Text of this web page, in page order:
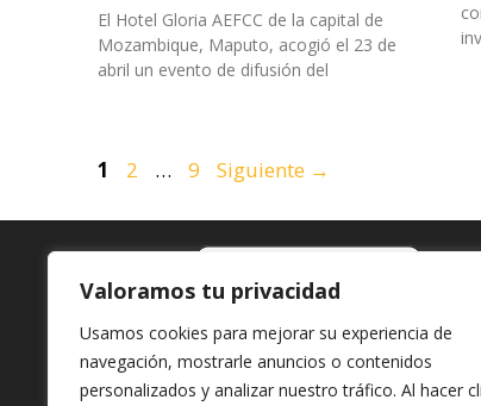
Valoramos tu privacidad
Usamos cookies para mejorar su experiencia de
navegación, mostrarle anuncios o contenidos
personalizados y analizar nuestro tráfico. Al hacer
El Hotel Gloria AEFCC de la capital de
Mozambique, Maputo, acogió el 23 de
abril un evento de difusión del
Página
1 Página
2 … Página
9 Siguiente →
EnJóvenes y Desarrollo